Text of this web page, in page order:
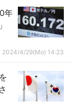
年
2024/4/29(Mo) 14:23